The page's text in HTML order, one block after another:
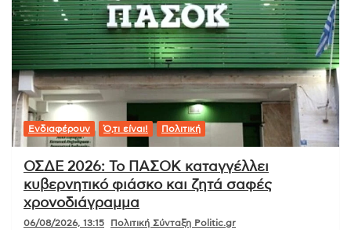
Ενδιαφέρουν Ό,τι είναι! Πολιτική
ΟΣΔΕ 2026: Το ΠΑΣΟΚ καταγγέλλει
κυβερνητικό φιάσκο και ζητά σαφές
χρονοδιάγραμμα
06/08/2026, 13:15 Πολιτική Σύνταξη Politic.gr